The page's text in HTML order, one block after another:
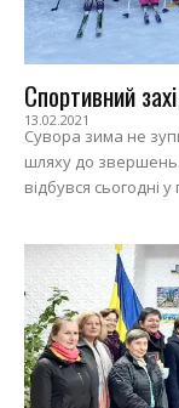
Спортивний
13.02.2021
Сувора зима не
шляху до
відбувся сьогодні